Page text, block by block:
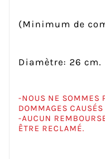
(Minimum de
Diamètre: 26 cm.
-NOUS NE SOMMES
DOMMAGES
-AUCUN
ÊTRE RECLAMÉ.